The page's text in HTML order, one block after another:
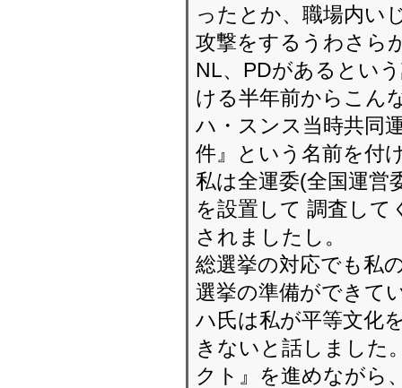
ったとか、職場内い
攻撃をするうわさら
NL、PDがあるとい
ける半年前からこん
ハ・スンス当時共同
件』という名前を付
私は全運委(全国運営
を設置して 調査し
されましたし。
総選挙の対応でも私
選挙の準備ができて
ハ氏は私が平等文化
きないと話しました
クト』を進めながら